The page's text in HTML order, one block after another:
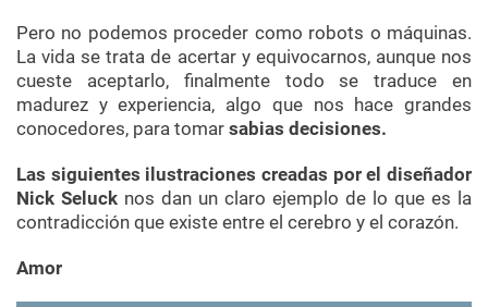
Pero no podemos proceder como robots o máquinas.
La vida se trata de acertar y equivocarnos, aunque nos
cueste aceptarlo, finalmente todo se traduce en
madurez y experiencia, algo que nos hace grandes
conocedores, para tomar sabias decisiones.
Las siguientes ilustraciones creadas por el diseñador
Nick Seluck nos dan un claro ejemplo de lo que es la
contradicción que existe entre el cerebro y el corazón.
Amor